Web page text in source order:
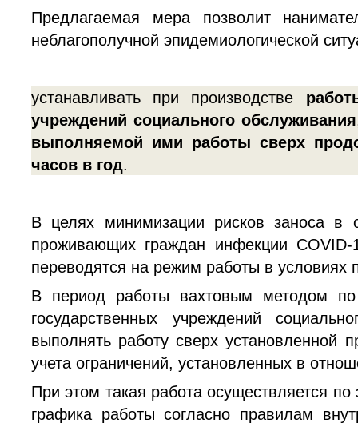
Предлагаемая мера позволит
неблагополучной эпидемиологической
устанавливать при производстве
учреждений социального обслуживания
выполняемой ими работы сверх
часов в год.
В целях минимизации рисков заноса в
проживающих граждан инфекции
переводятся на режим работы в
В период работы вахтовым методом
государственных учреждений
выполнять работу сверх установленной
учета ограничений, установленных в
При этом такая работа осуществляется
графика работы согласно правилам